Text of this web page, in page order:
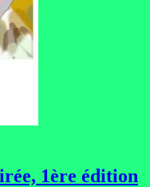
1ère édition